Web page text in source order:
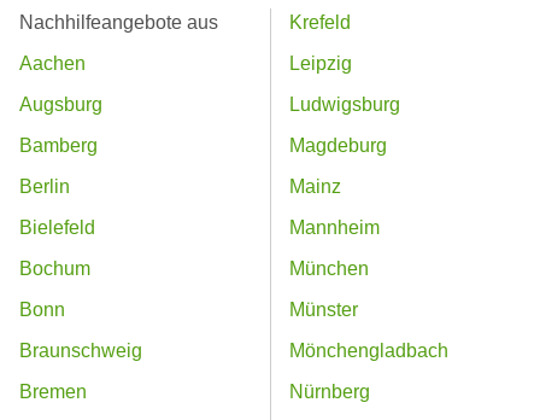
Nachhilfeangebote aus
Aachen
Augsburg
Bamberg
Berlin
Bielefeld
Bochum
Bonn
Braunschweig
Bremen
Krefeld
Leipzig
Ludwigsburg
Magdeburg
Mainz
Mannheim
München
Münster
Mönchengladbach
Nürnberg